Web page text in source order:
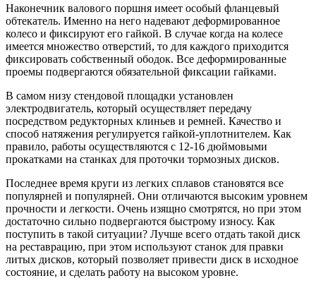
Наконечник валового поршня имеет особый фланцевый
обтекатель. Именно на него надевают деформированное
колесо и фиксируют его гайкой. В случае когда на колесе
имеется множество отверстий, то для каждого приходится
фиксировать собственный ободок. Все деформированные
проемы подвергаются обязательной фиксации гайками.
В самом низу стендовой площадки установлен
электродвигатель, который осуществляет передачу
посредством редукторных клиньев и ремней. Качество и
способ натяжения регулируется гайкой-уплотнителем. Как
правило, работы осуществляются с 12-16 дюймовыми
прокатками на станках для проточки тормозных дисков.
Последнее время круги из легких сплавов становятся все
популярней и популярней. Они отличаются высоким уровнем
прочности и легкости. Очень изящно смотрятся, но при этом
достаточно сильно подвергаются быстрому износу. Как
поступить в такой ситуации? Лучше всего отдать такой диск
на реставрацию, при этом используют станок для правки
литых дисков, который позволяет привести диск в исходное
состояние, и сделать работу на высоком уровне.